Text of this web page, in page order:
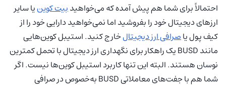
احتمالاً برای شما هم پیش آمده که می‌خواهیدبیت کوینیا سایر
ارزهای دیجیتال خود را بفروشید اما نمی‌خواهید دارایی خود را از
کیف پول یاصرافی ارز دیجیتالخارج کنید. استیبل کوین‌هایی
مانند BUSD یک راهکار برای نگهداری ارز دیجیتال با تحمل کمترین
نوسان هستند. البته این تنها کاربرد استیبل کوین‌ها نیست. اگر
شما هم با جفت‌های معاملاتی BUSD به‌خصوص در صرافی